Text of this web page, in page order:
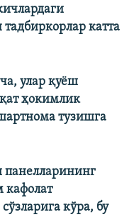
катта
улар қуёш
ҳокимлик
тузишга
панелларининг
кафолат
кўра, бу